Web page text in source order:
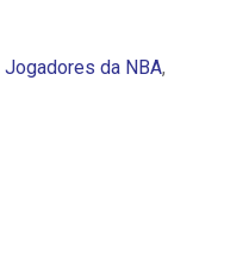
Jogadores da NBA,